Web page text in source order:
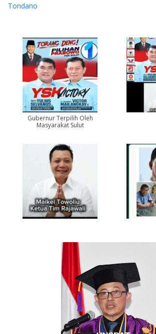
Tondano
Gubernur Terpilih Oleh
Masyarakat Sulut